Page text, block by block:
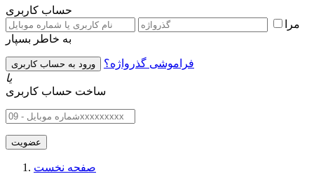
حساب کاربری
مرا
به خاطر بسپار
فراموشی گذرواژه؟
یا
ساخت حساب کاربری
صفحه نخست